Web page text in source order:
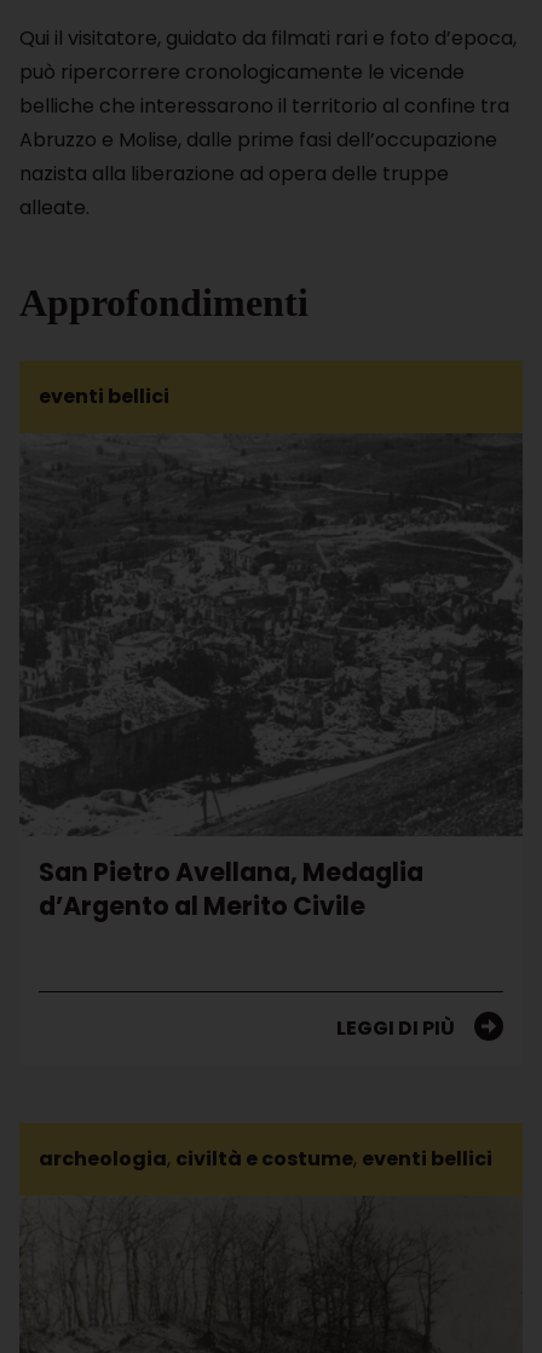
Qui il visitatore, guidato da filmati rari e foto d’epoca,
può ripercorrere cronologicamente le vicende
belliche che interessarono il territorio al confine tra
Abruzzo e Molise, dalle prime fasi dell’occupazione
nazista alla liberazione ad opera delle truppe
alleate.
Approfondimenti
eventi bellici
San Pietro Avellana, Medaglia
d’Argento al Merito Civile
LEGGI DI PIÙ
archeologia, civiltà e costume, eventi bellici